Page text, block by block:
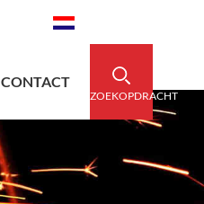
ZOEKOPDRACHT
CONTACT